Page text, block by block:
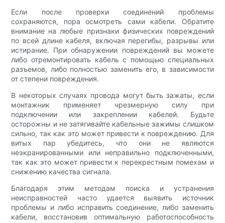
Если после проверки соединений проблемы
сохраняются, пора осмотреть сами кабели. Обратите
внимание на любые признаки физических повреждений
по всей длине кабеля, включая перегибы, разрывы или
истирание. При обнаружении повреждений вы можете
либо отремонтировать кабель с помощью специальных
разъемов, либо полностью заменить его, в зависимости
от степени повреждения.
В некоторых случаях провода могут быть зажаты, если
монтажник применяет чрезмерную силу при
подключении или закреплении кабелей. Будьте
осторожны и не затягивайте кабельные зажимы слишком
сильно, так как это может привести к повреждению. Для
витых пар убедитесь, что они не являются
неэкранированными или неправильно подключенными,
так как это может привести к перекрестным помехам и
снижению качества сигнала.
Благодаря этим методам поиска и устранения
неисправностей часто удается выявить источник
проблемы и либо исправить соединение, либо заменить
кабели, восстановив оптимальную работоспособность